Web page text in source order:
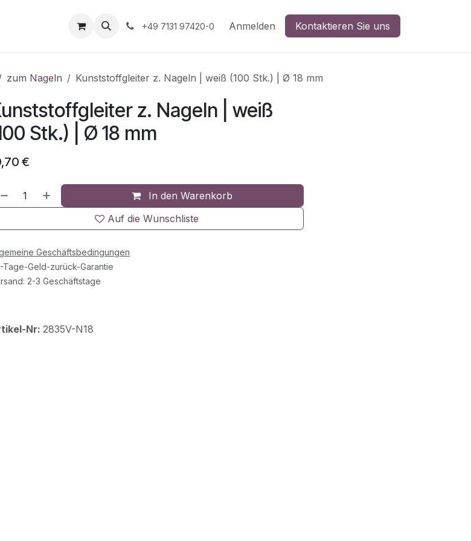
Informationen Shop Gewerbekunden
+49 7131 97420-0 Anmelden Kontaktieren Sie uns
zum Nageln Kunststoffgleiter z. Nageln | weiß (100 Stk.) | Ø 18 mm
z. Nageln | weiß
Stk.) | Ø 18 mm
€
In den Warenkorb
Auf die Wunschliste
Geschäftsbedingungen
Tage-Geld-zurück-Garantie
2-3 Geschäftstage
Nr: 2835V-N18